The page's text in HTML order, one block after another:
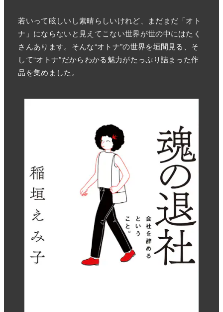
若いって眩しいし素晴らしいけれど、まだまだ「オト
ナ」にならないと見えてこない世界が世の中にはたく
さんあります。そんな“オトナ”の世界を垣間見る、そ
して“オトナ”だからわかる魅力がたっぷり詰まった作
品を集めました。